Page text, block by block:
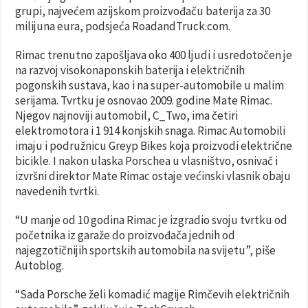
grupi, najvećem azijskom proizvođaču baterija za 30
milijuna eura, podsjeća RoadandTruck.com.
Rimac trenutno zapošljava oko 400 ljudi i usredotočen je
na razvoj visokonaponskih baterija i električnih
pogonskih sustava, kao i na super-automobile u malim
serijama. Tvrtku je osnovao 2009. godine Mate Rimac.
Njegov najnoviji automobil, C_Two, ima četiri
elektromotora i 1 914 konjskih snaga. Rimac Automobili
imaju i podružnicu Greyp Bikes koja proizvodi električne
bicikle. I nakon ulaska Porschea u vlasništvo, osnivač i
izvršni direktor Mate Rimac ostaje većinski vlasnik obaju
navedenih tvrtki.
“U manje od 10 godina Rimac je izgradio svoju tvrtku od
početnika iz garaže do proizvođača jednih od
najegzotičnijih sportskih automobila na svijetu”, piše
Autoblog.
“Sada Porsche želi komadić magije Rimčevih električnih